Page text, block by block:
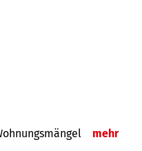
mehr